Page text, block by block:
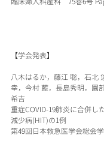
【学会発表】
八木はるか，藤江 聡，石北
幸，今村 藍，長島秀明，園
希吉
重症COVID-19肺炎に合併し
減少病(HIT)の1例
第49回日本救急医学会総会